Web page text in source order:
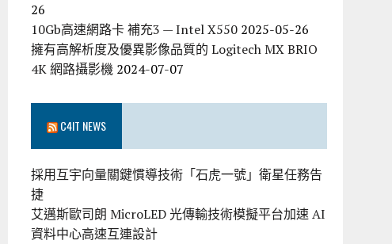
26
10Gb高速網路卡 補充3 — Intel X550 2025-05-26
擁有高解析度及優異影像品質的 Logitech MX BRIO
4K 網路攝影機 2024-07-07
C4IT NEWS
採用互宇向量關鍵慣導技術「石虎一號」衛星任務告
捷
艾邁斯歐司朗 MicroLED 光傳輸技術模擬平台加速 AI
資料中心高速互連設計